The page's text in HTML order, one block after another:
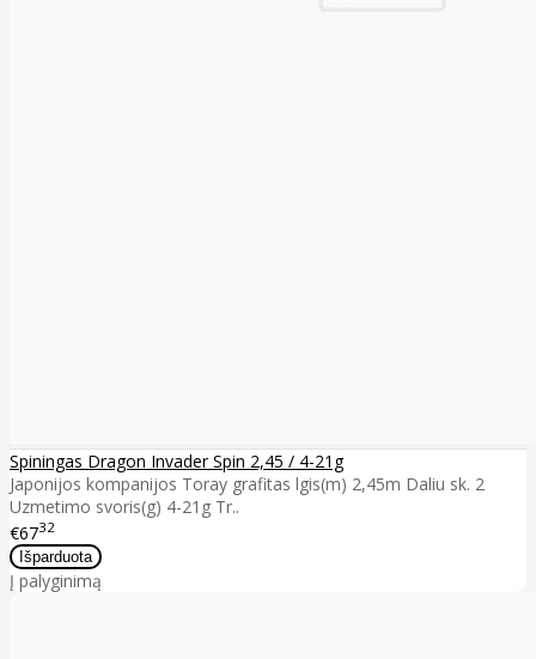
Spiningas Dragon Invader Spin 2,45 / 4-21g
Japonijos kompanijos Toray grafitas lgis(m) 2,45m Daliu sk. 2
Uzmetimo svoris(g) 4-21g Tr..
€6732
Į palyginimą